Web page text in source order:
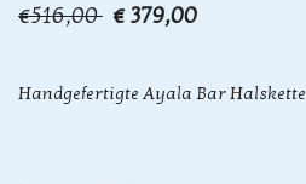
€516,00 € 379,00
Handgefertigte Ayala Bar Halskette